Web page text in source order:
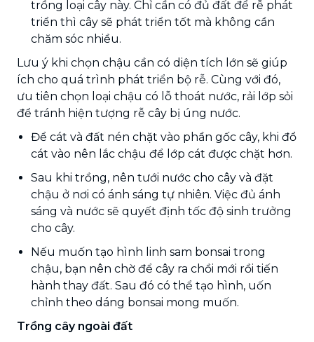
trồng loại cây này. Chỉ cần có đủ đất để rễ phát
triển thì cây sẽ phát triển tốt mà không cần
chăm sóc nhiều.
Lưu ý khi chọn chậu cần có diện tích lớn sẽ giúp
ích cho quá trình phát triển bộ rễ. Cùng với đó,
ưu tiên chọn loại chậu có lỗ thoát nước, rải lớp sỏi
để tránh hiện tượng rễ cây bị úng nước.
Để cát và đất nén chặt vào phần gốc cây, khi đổ
cát vào nên lắc chậu để lớp cát được chặt hơn.
Sau khi trồng, nên tưới nước cho cây và đặt
chậu ở nơi có ánh sáng tự nhiên. Việc đủ ánh
sáng và nước sẽ quyết định tốc độ sinh trưởng
cho cây.
Nếu muốn tạo hình linh sam bonsai trong
chậu, bạn nên chờ để cây ra chồi mới rồi tiến
hành thay đất. Sau đó có thể tạo hình, uốn
chỉnh theo dáng bonsai mong muốn.
Trồng cây ngoài đất